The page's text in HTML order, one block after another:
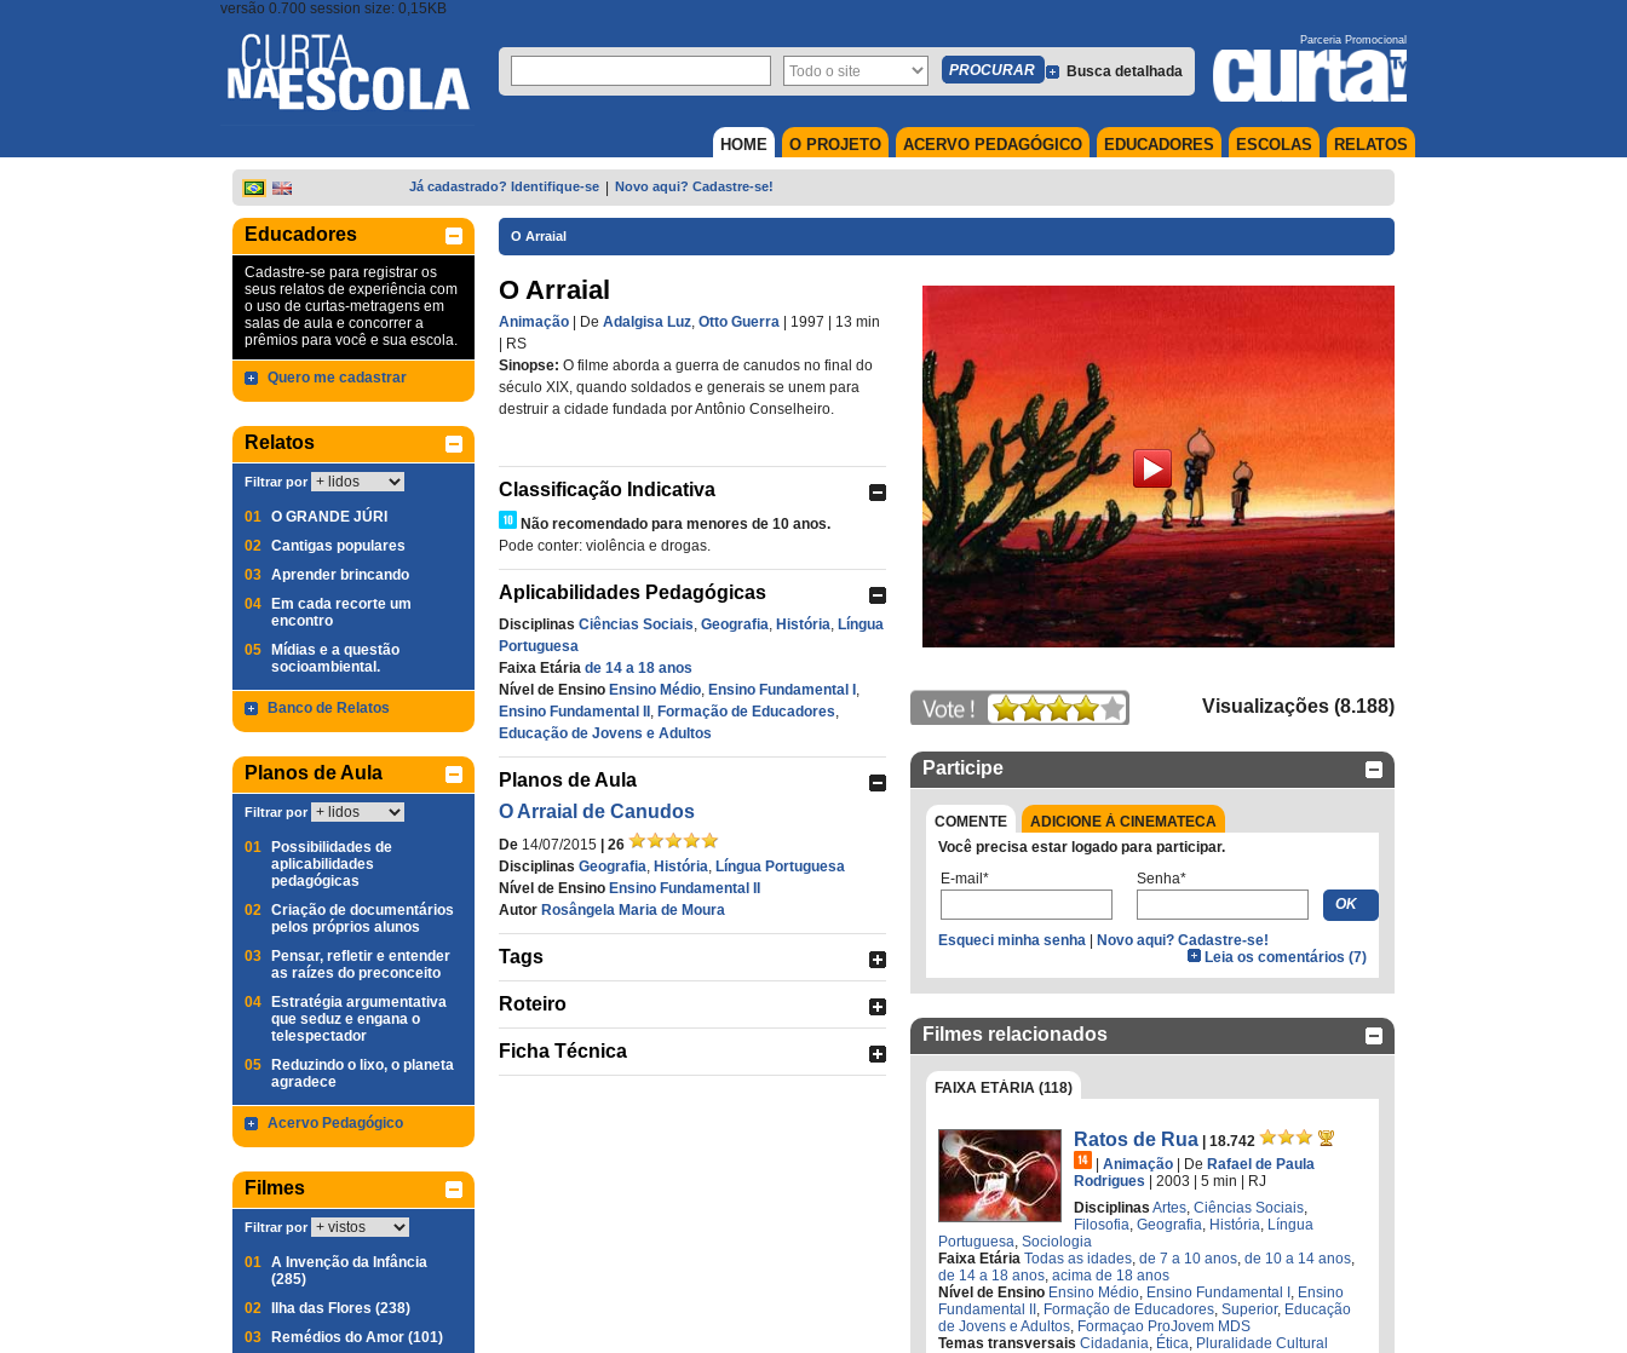
versão 0.700 session size: 0,15KB
Busca detalhada
Parceria Promocional
RELATOS
ESCOLAS
EDUCADORES
ACERVO PEDAGÓGICO
O PROJETO
HOME
Já cadastrado? Identifique-se Novo aqui? Cadastre-se!
Educadores
Cadastre-se para registrar os
seus relatos de experiência com
o uso de curtas-metragens em
salas de aula e concorrer a
prêmios para você e sua escola.
Quero me cadastrar
Relatos
Filtrar por
01 O GRANDE JÚRI
02 Cantigas populares
03 Aprender brincando
04
Em cada recorte um
encontro
05
Mídias e a questão
socioambiental.
Banco de Relatos
Planos de Aula
Filtrar por
01
Possibilidades de
aplicabilidades
pedagógicas
02 Criação de documentários
pelos próprios alunos
03
Pensar, refletir e entender
as raízes do preconceito
04
Estratégia argumentativa
que seduz e engana o
telespectador
05
Reduzindo o lixo, o planeta
agradece
Acervo Pedagógico
Filmes
Filtrar por
01 A Invenção da Infância
(285)
02
Ilha das Flores (238)
03
Remédios do Amor (101)
O Arraial
O Arraial
Animação | De Adalgisa Luz, Otto Guerra | 1997
| 13 min
RS
Sinopse: O filme aborda a guerra de canudos no final do
século XIX, quando soldados e generais se unem para
destruir a cidade fundada por Antônio Conselheiro.
Classificação Indicativa
Não recomendado para menores de 10 anos.
Pode conter: violência e drogas.
Aplicabilidades Pedagógicas
Disciplinas Ciências Sociais, Geografia, História, Língua
Portuguesa
Faixa Etária de 14 a 18 anos
Nível de Ensino Ensino Médio, Ensino Fundamental I ,
Ensino Fundamental II , Formação de Educadores,
Educação de Jovens e Adultos
Planos de Aula
O Arraial de Canudos
De 14/07/2015
| 26
Disciplinas Geografia, História, Língua Portuguesa
Nível de Ensino Ensino Fundamental II
Autor Rosângela Maria de Moura
Tags
Roteiro
Ficha Técnica
Visualizações (8.188)
Participe
COMENTE
ADICIONE À CINEMATECA
Você precisa estar logado para participar.
E-mail*
Senha*
Esqueci minha senha | Novo aqui? Cadastre-se!
Leia os comentários (7)
Filmes relacionados
FAIXA ETÁRIA (118)
Ratos de Rua | 18.742
| Animação | De Rafael de Paula
Rodrigues | 2003 | 5 min | RJ
Disciplinas Artes Ciências Sociais
Filosofia Geografia História Língua
Portuguesa Sociologia
Faixa Etária Todas as idades de 7 a 10 anos de 10 a 14 anos
de 14 a 18 anos acima de 18 anos
Nível de Ensino Ensino Médio Ensino Fundamental I Ensino
Fundamental II Formação de Educadores Superior, Educação
de Jovens e Adultos Formaçao ProJovem MDS
Temas transversais Cidadania Ética Pluralidade Cultural